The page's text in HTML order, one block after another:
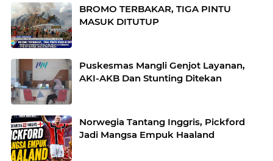
BROMO TERBAKAR, TIGA PINTU
MASUK DITUTUP
Puskesmas Mangli Genjot Layanan,
AKI-AKB Dan Stunting Ditekan
Norwegia Tantang Inggris, Pickford
Jadi Mangsa Empuk Haaland